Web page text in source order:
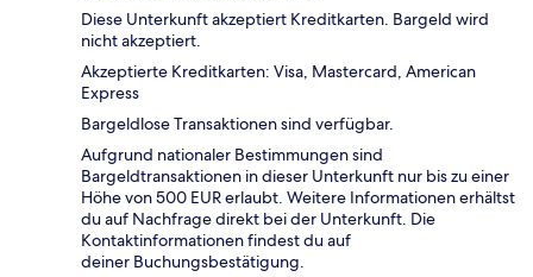
Diese Unterkunft akzeptiert Kreditkarten. Bargeld wird
nicht akzeptiert.
Akzeptierte Kreditkarten: Visa, Mastercard, American
Express
Bargeldlose Transaktionen sind verfügbar.
Aufgrund nationaler Bestimmungen sind
Bargeldtransaktionen in dieser Unterkunft nur bis zu einer
Höhe von 500 EUR erlaubt. Weitere Informationen erhältst
du auf Nachfrage direkt bei der Unterkunft. Die
Kontaktinformationen findest du auf
deiner Buchungsbestätigung.